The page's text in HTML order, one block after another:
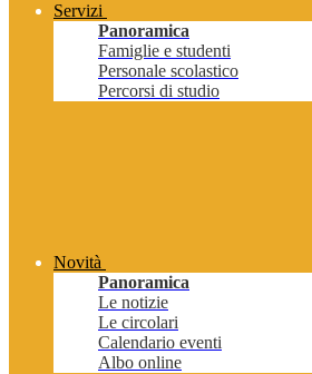
Servizi
Panoramica
Famiglie e studenti
Personale scolastico
Percorsi di studio
Novità
Panoramica
Le notizie
Le circolari
Calendario eventi
Albo online